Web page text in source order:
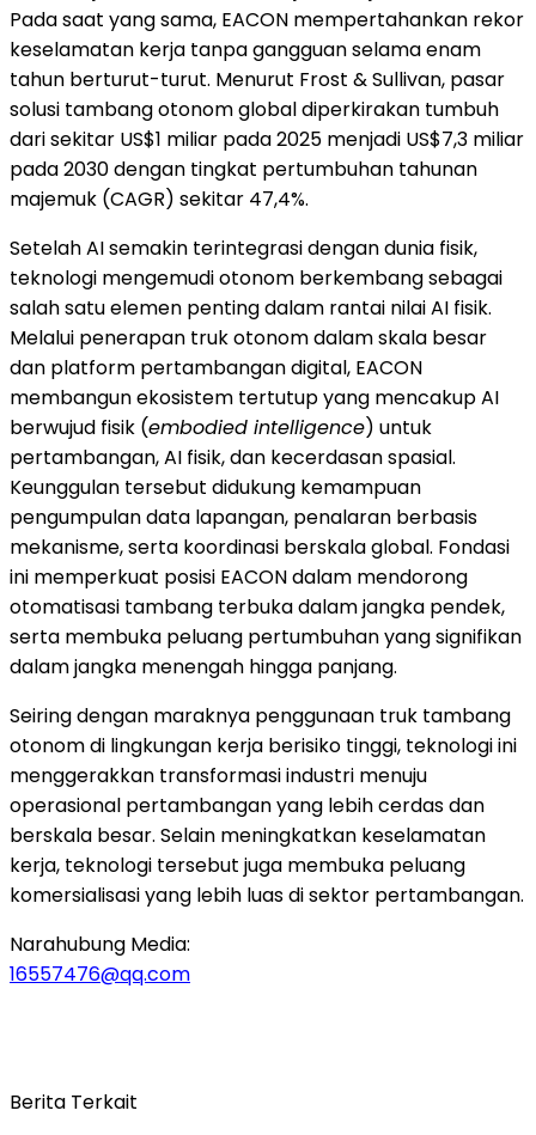
Pada saat yang sama, EACON mempertahankan rekor
keselamatan kerja tanpa gangguan selama enam
tahun berturut-turut. Menurut Frost & Sullivan, pasar
solusi tambang otonom global diperkirakan tumbuh
dari sekitar US$1 miliar pada 2025 menjadi US$7,3 miliar
pada 2030 dengan tingkat pertumbuhan tahunan
majemuk (CAGR) sekitar 47,4%.
Setelah AI semakin terintegrasi dengan dunia fisik,
teknologi mengemudi otonom berkembang sebagai
salah satu elemen penting dalam rantai nilai AI fisik.
Melalui penerapan truk otonom dalam skala besar
dan platform pertambangan digital, EACON
membangun ekosistem tertutup yang mencakup AI
berwujud fisik (embodied intelligence) untuk
pertambangan, AI fisik, dan kecerdasan spasial.
Keunggulan tersebut didukung kemampuan
pengumpulan data lapangan, penalaran berbasis
mekanisme, serta koordinasi berskala global. Fondasi
ini memperkuat posisi EACON dalam mendorong
otomatisasi tambang terbuka dalam jangka pendek,
serta membuka peluang pertumbuhan yang signifikan
dalam jangka menengah hingga panjang.
Seiring dengan maraknya penggunaan truk tambang
otonom di lingkungan kerja berisiko tinggi, teknologi ini
menggerakkan transformasi industri menuju
operasional pertambangan yang lebih cerdas dan
berskala besar. Selain meningkatkan keselamatan
kerja, teknologi tersebut juga membuka peluang
komersialisasi yang lebih luas di sektor pertambangan.
Narahubung Media:
16557476@qq.com
Berita Terkait